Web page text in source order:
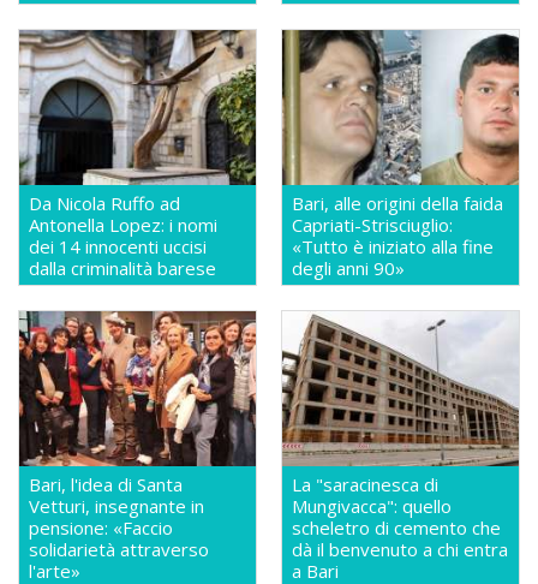
Da Nicola Ruffo ad
Antonella Lopez: i nomi
dei 14 innocenti uccisi
dalla criminalità barese
Bari, alle origini della faida
Capriati-Strisciuglio:
«Tutto è iniziato alla fine
degli anni 90»
Bari, l'idea di Santa
Vetturi, insegnante in
pensione: «Faccio
solidarietà attraverso
l'arte»
La "saracinesca di
Mungivacca": quello
scheletro di cemento che
dà il benvenuto a chi entra
a Bari